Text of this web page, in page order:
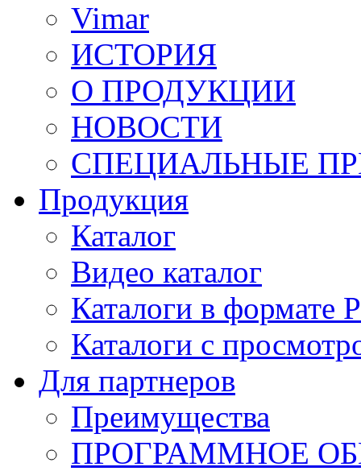
Vimar
ИСТОРИЯ
О ПРОДУКЦИИ
НОВОСТИ
СПЕЦИАЛЬНЫЕ
Продукция
Каталог
Видео каталог
Каталоги в формате
Каталоги с
Для партнеров
Преимущества
ПРОГРАММНОЕ